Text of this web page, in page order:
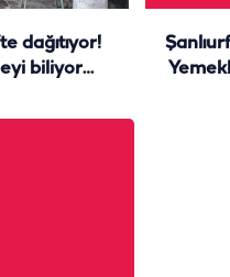
dağıtıyor!
biliyor